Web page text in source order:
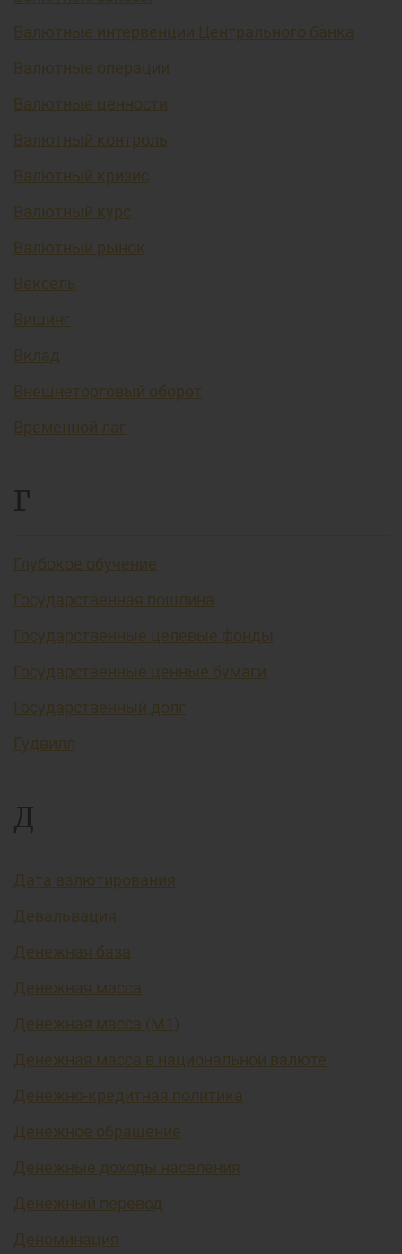
Валютные интервенции Центрального банка
Валютные операции
Валютные ценности
Валютный контроль
Валютный кризис
Валютный курс
Валютный рынок
Вексель
Вишинг
Вклад
Внешнеторговый оборот
Временной лаг
Г
Глубокое обучение
Государственная пошлина
Государственные целевые фонды
Государственные ценные бумаги
Государственный долг
Гудвилл
Д
Дата валютирования
Девальвация
Денежная база
Денежная масса
Денежная масса (М1)
Денежная масса в национальной валюте
Денежно-кредитная политика
Денежное обращение
Денежные доходы населения
Денежный перевод
Деноминация